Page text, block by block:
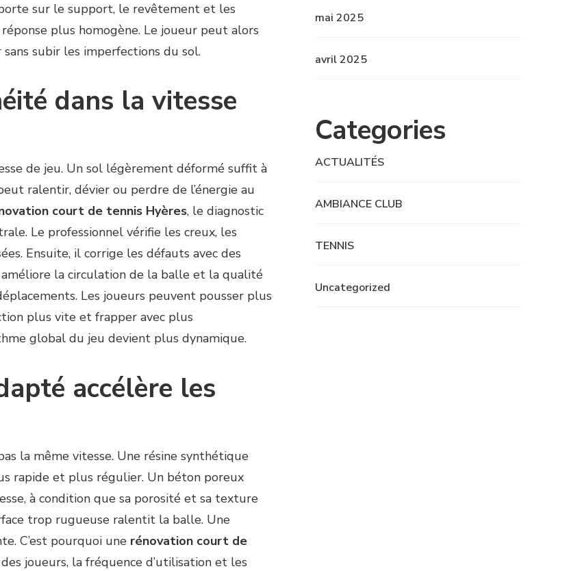
sur le support, le revêtement et les
plus homogène. Le joueur peut alors
subir les imperfections du sol.
dans la vitesse
de jeu. Un sol légèrement déformé suffit à
ralentir, dévier ou perdre de l’énergie au
court de tennis Hyères, le diagnostic
Le professionnel vérifie les creux, les
Ensuite, il corrige les défauts avec des
la circulation de la balle et la qualité
Les joueurs peuvent pousser plus
plus vite et frapper avec plus
global du jeu devient plus dynamique.
accélère les
la même vitesse. Une résine synthétique
rapide et plus régulier. Un béton poreux
à condition que sa porosité et sa texture
trop rugueuse ralentit la balle. Une
C’est pourquoi une rénovation court de
joueurs, la fréquence d’utilisation et les
mai 2025
avril 2025
Categories
ACTUALITÉS
AMBIANCE CLUB
TENNIS
Uncategorized